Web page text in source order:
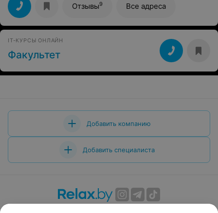
Отзывы9 Все адреса
IT-КУРСЫ ОНЛАЙН
Факультет
Добавить компанию
Добавить специалиста